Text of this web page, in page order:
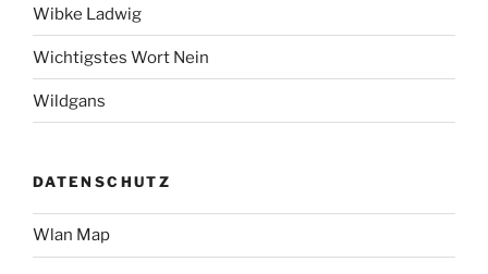
Wibke Ladwig
Wichtigstes Wort Nein
Wildgans
DATENSCHUTZ
Wlan Map